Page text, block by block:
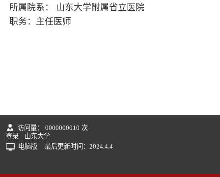
所属院系： 山东大学附属省立医院
职务：主任医师
访问量： 0000000010 次
登录
山东大学
电脑版
最后更新时间： 2024.4.4